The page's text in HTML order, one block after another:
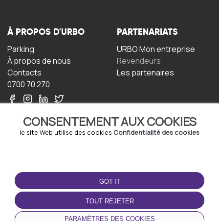
CONSENTEMENT AUX COOKIES
le site Web utilise des cookies Confidentialité des cookies
GOT-IT
TOUT REJETER
PARAMÈTRES DES COOKIES
À PROPOS D'URBO
Parking
À propos de nous
Contacts
0700 70 270
PARTENARIATS
URBO Mon entreprise
Revendeurs
Les partenaires
TERMS-OF-USE
Termes et conditions
Politique de confidentialité
Politique relative aux
cookies
TÉLÉCHARGEZ
L'APPLICATION